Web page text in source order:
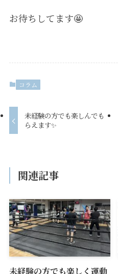
お待ちしてます🤩
コラム
未経験の方でも楽しんでも
らえます✨
関連記事
未経験の方でも楽しく運動